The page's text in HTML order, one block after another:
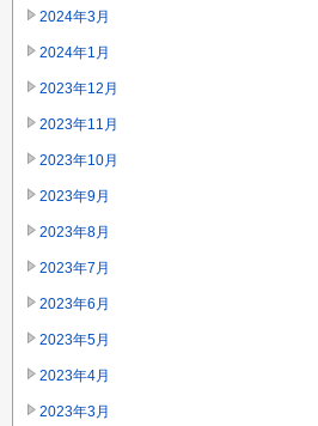
2024年3月
2024年1月
2023年12月
2023年11月
2023年10月
2023年9月
2023年8月
2023年7月
2023年6月
2023年5月
2023年4月
2023年3月